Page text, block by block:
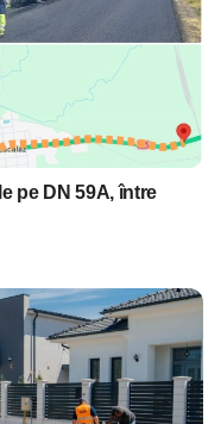
pe DN 59A, între